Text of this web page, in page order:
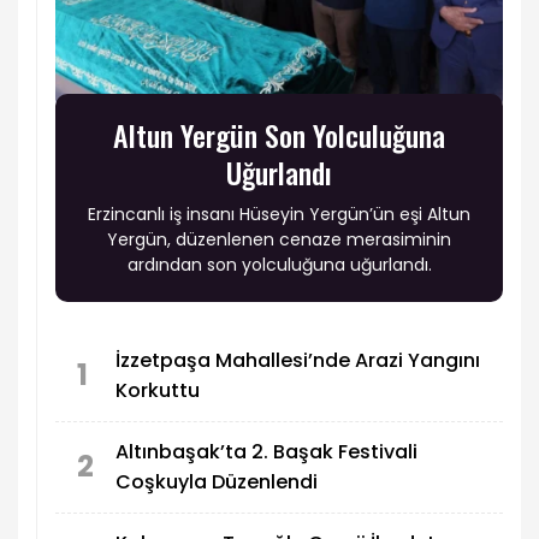
Altun Yergün Son Yolculuğuna
Uğurlandı
Erzincanlı iş insanı Hüseyin Yergün’ün eşi Altun
Yergün, düzenlenen cenaze merasiminin
ardından son yolculuğuna uğurlandı.
1
İzzetpaşa Mahallesi’nde Arazi Yangını
Korkuttu
2
Altınbaşak’ta 2. Başak Festivali
Coşkuyla Düzenlendi